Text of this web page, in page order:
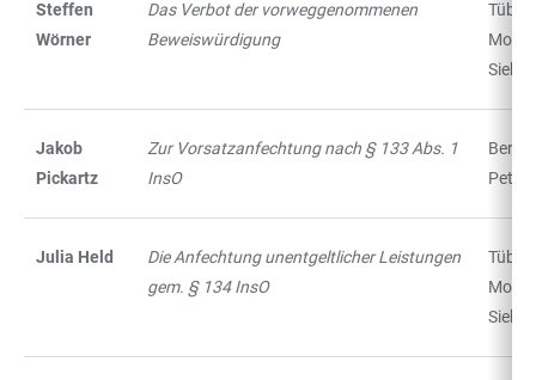
Steffen
Wörner
Das Verbot der vorweggenommenen
Beweiswürdigung
Mohr
Jakob
Pickartz
Zur Vorsatzanfechtung nach § 133 Abs. 1
InsO
Berlin
Peter
Julia Held
Die Anfechtung unentgeltlicher Leistungen
gem. § 134 InsO
Mohr